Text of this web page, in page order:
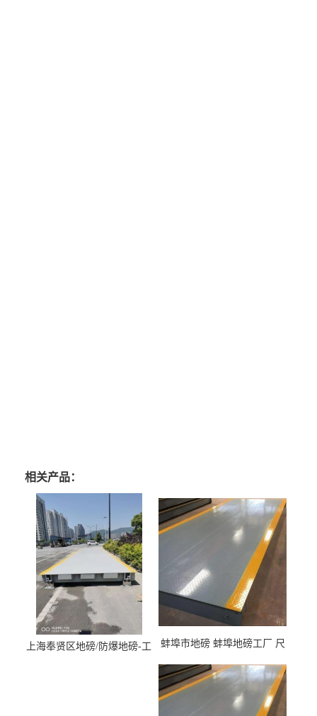
相关产品：
上海奉贤区地磅/防爆地磅-工
蚌埠市地磅 蚌埠地磅工厂 尺